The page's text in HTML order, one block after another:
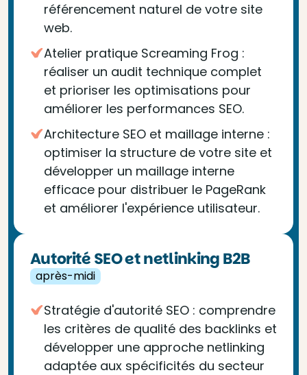
référencement naturel de votre site
web.
Atelier pratique Screaming Frog :
réaliser un audit technique complet
et prioriser les optimisations pour
améliorer les performances SEO.
Architecture SEO et maillage interne :
optimiser la structure de votre site et
développer un maillage interne
efficace pour distribuer le PageRank
et améliorer l'expérience utilisateur.
Autorité SEO et netlinking B2B
après-midi
Stratégie d'autorité SEO : comprendre
les critères de qualité des backlinks et
développer une approche netlinking
adaptée aux spécificités du secteur